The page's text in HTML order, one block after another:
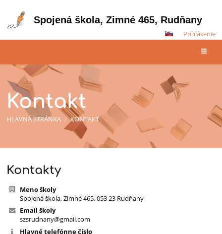
Spojená škola, Zimné 465, Rudňany
Prihlásenie
Kontakt
HLAVNÁ STRÁNKA / KONTAKT
Kontakty
Meno školy
Spojená škola, Zimné 465, 053 23 Rudňany
Email školy
szsrudnany@gmail.com
Hlavné telefónne číslo